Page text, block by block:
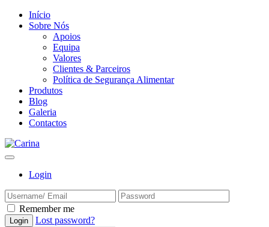
Início
Sobre Nós
Apoios
Equipa
Valores
Clientes & Parceiros
Política de Segurança Alimentar
Produtos
Blog
Galeria
Contactos
Login
Remember me
Lost password?